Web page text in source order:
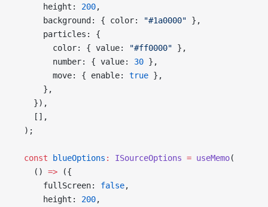
      height:
200,
      background: { color:
"#1a0000" },
      particles: {
        color: { value:
"#ff0000" },
        number: { value:
30 },
        move: { enable:
true },
      },
    }),
    [],
  );
  const
blueOptions : ISourceOptions = useMemo(
    ()
=> ({
      fullScreen:
false,
      height:
200,